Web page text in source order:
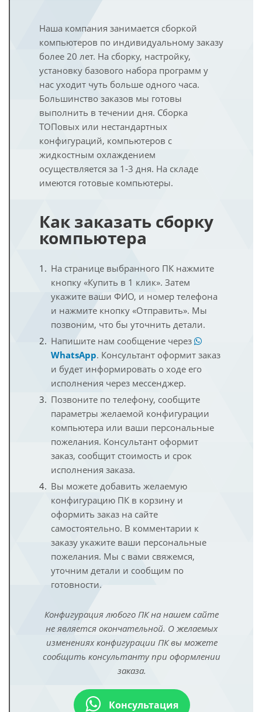
Наша компания занимается сборкой
компьютеров по индивидуальному заказу
более 20 лет. На сборку, настройку,
установку базового набора программ у
нас уходит чуть больше одного часа.
Большинство заказов мы готовы
выполнить в течении дня. Сборка
ТОПовых или нестандартных
конфигураций, компьютеров с
жидкостным охлаждением
осуществляется за 1-3 дня. На складе
имеются готовые компьютеры.
Как заказать сборку
компьютера
На странице выбранного ПК нажмите
кнопку «Купить в 1 клик». Затем
укажите ваши ФИО, и номер телефона
и нажмите кнопку «Отправить». Мы
позвоним, что бы уточнить детали.
Напишите нам сообщение через
WhatsApp. Консультант оформит заказ
и будет информировать о ходе его
исполнения через мессенджер.
Позвоните по телефону, сообщите
параметры желаемой конфигурации
компьютера или ваши персональные
пожелания. Консультант оформит
заказ, сообщит стоимость и срок
исполнения заказа.
Вы можете добавить желаемую
конфигурацию ПК в корзину и
оформить заказ на сайте
самостоятельно. В комментарии к
заказу укажите ваши персональные
пожелания. Мы с вами свяжемся,
уточним детали и сообщим по
готовности.
Конфигурация любого ПК на нашем сайте
не является окончательной. О желаемых
изменениях конфигурации ПК вы можете
сообщить консультанту при оформлении
заказа.
Консультация